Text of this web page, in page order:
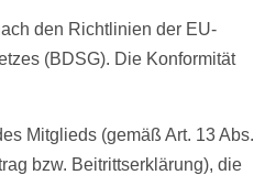
den Richtlinien der EU-
(BDSG). Die Konformität
Mitglieds (gemäß Art. 13 Abs.
bzw. Beitrittserklärung), die